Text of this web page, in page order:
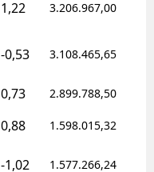
1,22 3.206.967,00
-0,53 3.108.465,65
0,73 2.899.788,50
0,88 1.598.015,32
-1,02 1.577.266,24